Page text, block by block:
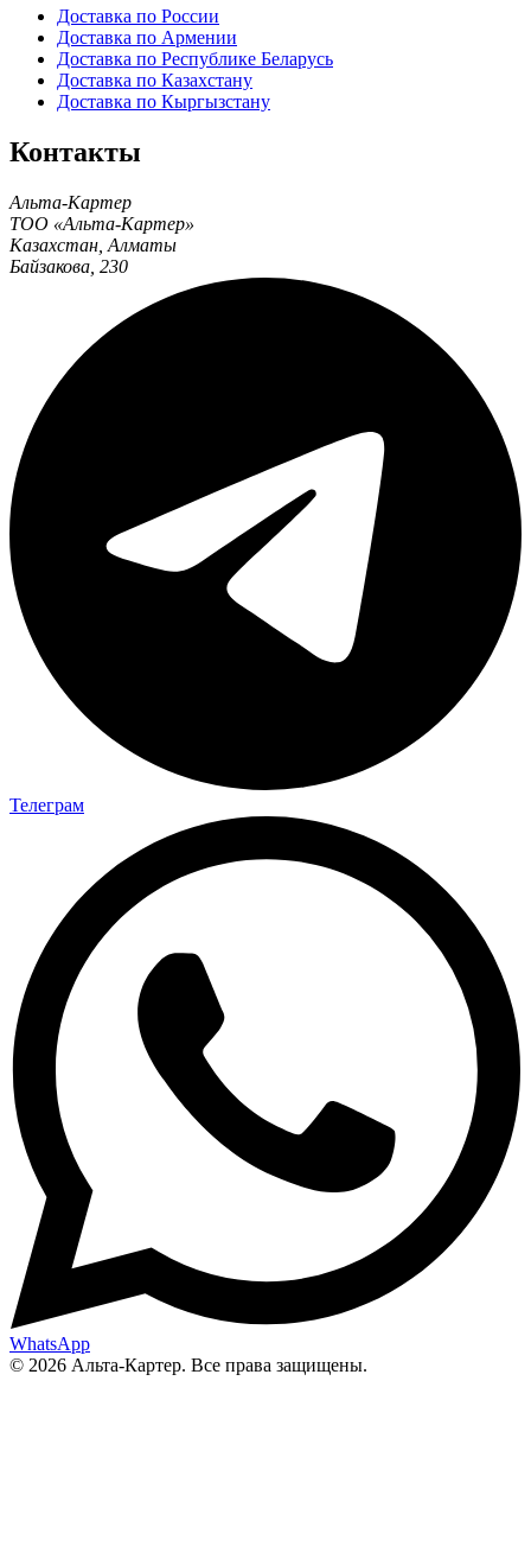
Доставка по России
Доставка по Армении
Доставка по Республике Беларусь
Доставка по Казахстану
Доставка по Кыргызстану
Контакты
Альта-Картер
ТОО «Альта-Картер»
Казахстан Алматы
Байзакова, 230
Телеграм
WhatsApp
© 2026 Альта-Картер. Все права защищены.